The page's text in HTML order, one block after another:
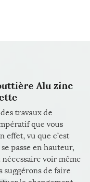
Alu zinc
travaux de
que vous
effet, vu que c’est
passe en hauteur,
voir même
suggérons de faire